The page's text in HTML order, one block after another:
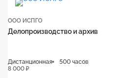
ООО ИСПГО
Делопроизводство и архив
Дистанционная
500 часов
8 000 ₽